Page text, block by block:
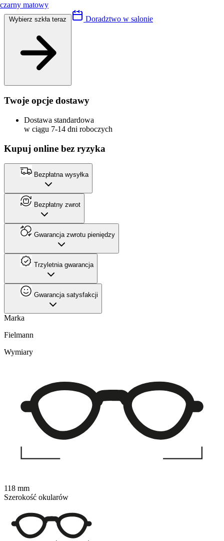
czarny matowy
Doradztwo w salonie
Twoje opcje dostawy
Dostawa standardowa
w ciągu 7-14 dni roboczych
Kupuj online bez ryzyka
Bezpłatna wysyłka
Bezpłatny zwrot
Gwarancja zwrotu pieniędzy
Trzyletnia gwarancja
Gwarancja satysfakcji
Marka
Fielmann
Wymiary
118 mm
Szerokość okularów